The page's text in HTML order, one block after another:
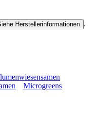
Herstellerinformationen .
Microgreens